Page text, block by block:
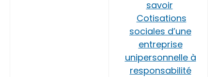
savoir
Cotisations
sociales d’une
entreprise
unipersonnelle à
responsabilité